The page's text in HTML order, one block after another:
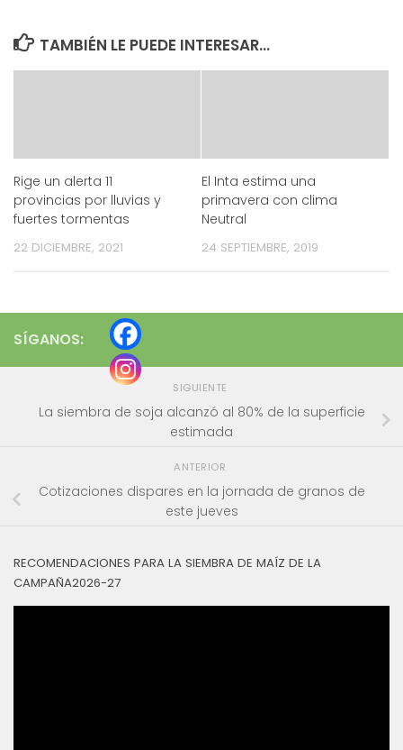
TAMBIÉN LE PUEDE INTERESAR...
Rige un alerta 11
provincias por lluvias y
fuertes tormentas
22 DICIEMBRE, 2021
El Inta estima una
primavera con clima
Neutral
24 SEPTIEMBRE, 2019
SÍGANOS:
SIGUIENTE
La siembra de soja alcanzó al 80% de la superficie
estimada
ANTERIOR
Cotizaciones dispares en la jornada de granos de
este jueves
RECOMENDACIONES PARA LA SIEMBRA DE MAÍZ DE LA
CAMPAÑA2026-27